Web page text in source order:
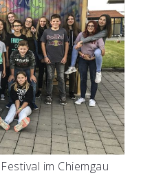
im Chiemgau